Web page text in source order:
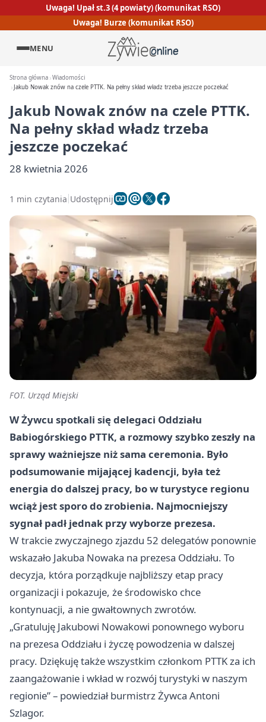
Uwaga! Upał st.3 (4 powiaty) (komunikat RSO)
Uwaga! Burze (komunikat RSO)
MENU
Strona główna Wiadomości
Jakub Nowak znów na czele PTTK. Na pełny skład władz trzeba jeszcze poczekać
Jakub Nowak znów na czele PTTK.
Na pełny skład władz trzeba
jeszcze poczekać
28 kwietnia 2026
1 min czytania Udostępnij
FOT. Urząd Miejski
W Żywcu spotkali się delegaci Oddziału
Babiogórskiego PTTK, a rozmowy szybko zeszły na
sprawy ważniejsze niż sama ceremonia. Było
podsumowanie mijającej kadencji, była też
energia do dalszej pracy, bo w turystyce regionu
wciąż jest sporo do zrobienia. Najmocniejszy
sygnał padł jednak przy wyborze prezesa.
W trakcie zwyczajnego zjazdu 52 delegatów ponownie
wskazało Jakuba Nowaka na prezesa Oddziału. To
decyzja, która porządkuje najbliższy etap pracy
organizacji i pokazuje, że środowisko chce
kontynuacji, a nie gwałtownych zwrotów.
„Gratuluję Jakubowi Nowakowi ponownego wyboru
na prezesa Oddziału i życzę powodzenia w dalszej
pracy. Dziękuję także wszystkim członkom PTTK za ich
zaangażowanie i wkład w rozwój turystyki w naszym
regionie” – powiedział burmistrz Żywca Antoni
Szlagor.